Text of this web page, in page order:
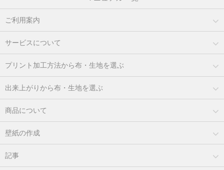
ご利用案内
サービスについて
プリント加工方法から布・生地を選ぶ
出来上がりから布・生地を選ぶ
商品について
壁紙の作成
記事